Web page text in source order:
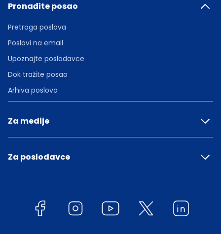
Pronađite posao
Pretraga poslova
Poslovi na email
Upoznajte poslodavce
Dok tražite posao
Arhiva poslova
Za medije
Za poslodavce